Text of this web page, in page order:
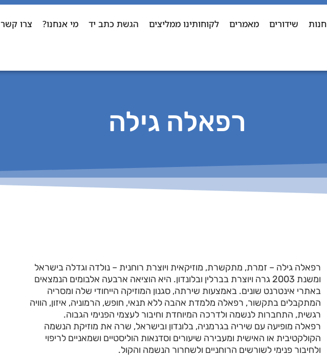
חנות שידורים מאמרים לקוחותינו ממליצים הגשת כתב יד מי אנחנו? צרו קשר
רפאלה גילה
רפאלה גילה – זמרת, מתקשרת, מוזיקאית ויוצרת רוחנית – נולדה וגדלה בישראל
ומשנת 2003 גרה ויוצרת בברלין ובלונדון. היא הוציאה ארבעה אלבומים הנמצאים
באתרי אינטרנט שונים. באמצעות שירתה, סגנון המוזיקה הייחודי שלה ומסריה
המתקבלים בתקשור, רפאלה מלמדת אהבה ללא תנאי, חופש, הרמוניה, איזון, הוויה
רגשית, התחברות לנשמה ולדרכה המיוחדת וחיבור לעצמי הפנימי הגבוה.
רפאלה מופיעה עם שיריה בגרמניה, בלונדון ובישראל, שרה את מוזיקת הנשמה
הקולקטיבית או האישית ומעבירה שיעורים וסדנאות הוליסטיים ושמאניים לריפוי
ולחיבור פנימי לשורשים הרוחניים ולשחרור הנשמה והקול.